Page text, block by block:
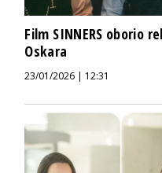
Film SINNERS oborio
Oskara
23/01/2026 | 12:31